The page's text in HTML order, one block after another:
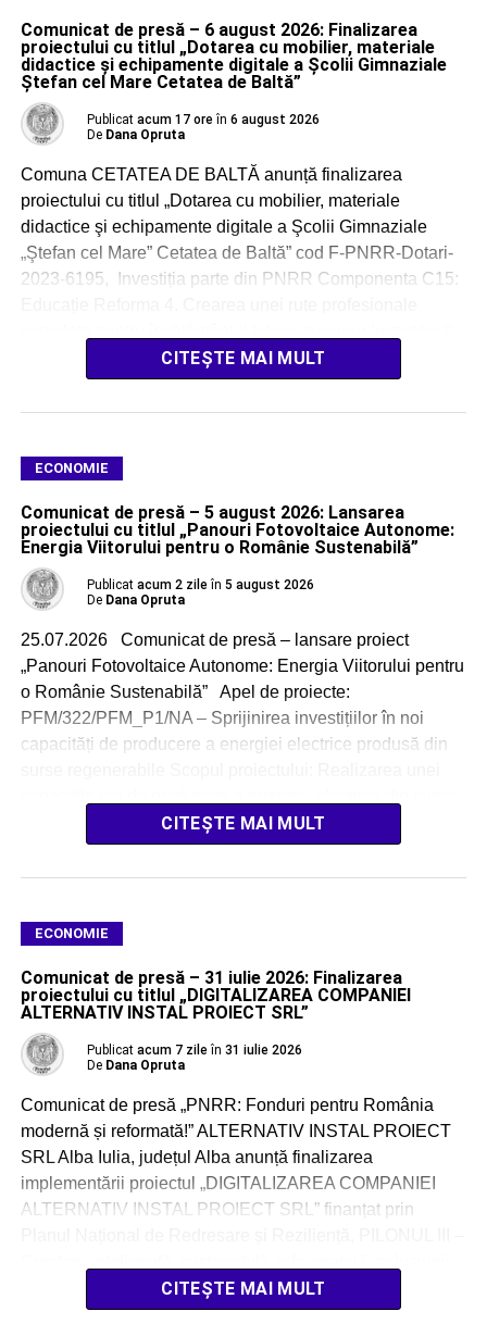
Comunicat de presă – 6 august 2026: Finalizarea
proiectului cu titlul „Dotarea cu mobilier, materiale
didactice şi echipamente digitale a Şcolii Gimnaziale
Ştefan cel Mare Cetatea de Baltă”
Publicat acum 17 ore în 6 august 2026
De Dana Opruta
Comuna CETATEA DE BALTĂ anunță finalizarea
proiectului cu titlul „Dotarea cu mobilier, materiale
didactice şi echipamente digitale a Şcolii Gimnaziale
„Ştefan cel Mare” Cetatea de Baltă” cod F-PNRR-Dotari-
2023-6195, Investiția parte din PNRR Componenta C15:
Asigurarea echipamentelor și a resurselor tehnologice
digitale pentru unitățile de […]
CITEȘTE MAI MULT
ECONOMIE
Comunicat de presă – 5 august 2026: Lansarea
proiectului cu titlul „Panouri Fotovoltaice Autonome:
Energia Viitorului pentru o Românie Sustenabilă”
Publicat acum 2 zile în 5 august 2026
De Dana Opruta
25.07.2026 Comunicat de presă – lansare proiect
„Panouri Fotovoltaice Autonome: Energia Viitorului pentru
o Românie Sustenabilă” Apel de proiecte:
PFM/322/PFM_P1/NA – Sprijinirea investițiilor în noi
capacități de producere a energiei electrice produsă din
regenerabile solare, cu o […]CITEȘTE MAI MULT
ECONOMIE
Comunicat de presă – 31 iulie 2026: Finalizarea
proiectului cu titlul „DIGITALIZAREA COMPANIEI
ALTERNATIV INSTAL PROIECT SRL”
Publicat acum 7 zile în 31 iulie 2026
De Dana Opruta
Comunicat de presă „PNRR: Fonduri pentru România
modernă și reformată!” ALTERNATIV INSTAL PROIECT
SRL Alba Iulia, județul Alba anunță finalizarea
implementării proiectul „DIGITALIZAREA COMPANIEI
ALTERNATIV INSTAL PROIECT SRL” finanțat prin
inclusiv coeziune economică, locuri de muncă,
productivitate, competitivitate, cercetare, dezvoltare […]
CITEȘTE MAI MULT